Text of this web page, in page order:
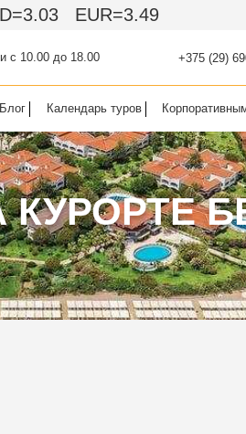
EUR=3.49
с 10.00 до 18.00 +375 (29)
Блог Календарь туров